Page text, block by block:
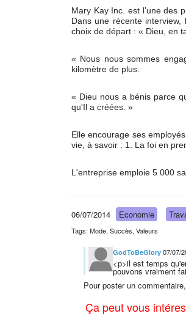
Mary Kay Inc. est l’une des
Dans une récente
choix de départ : « Dieu, en
« Nous nous sommes
kilomètre de plus.
« Dieu nous a bénis parce
qu'Il a créées. »
Elle encourage ses
vie, à savoir : 1. La foi en
L'entreprise emploie 5 000
06/07/2014 Economie
Tags: Mode, Succès, Valeurs
GodToBeGlory 07/07/
<p>il est temps
pouvons vraiment
Pour poster un
Ça peut vous